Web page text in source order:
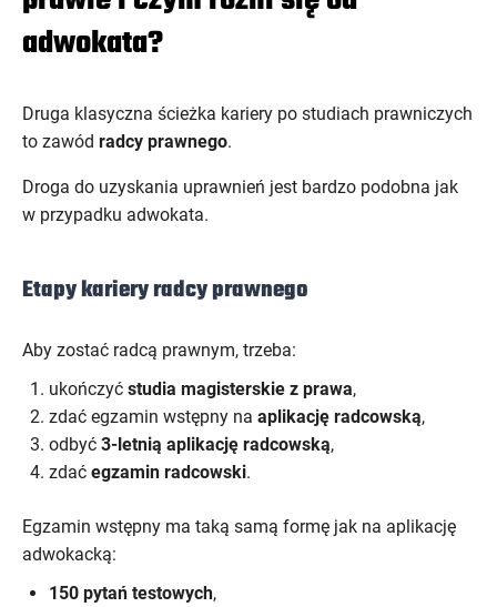
adwokata?
Druga klasyczna ścieżka kariery po studiach prawniczych
to zawód radcy prawnego.
Droga do uzyskania uprawnień jest bardzo podobna jak
w przypadku adwokata.
Etapy kariery radcy prawnego
Aby zostać radcą prawnym, trzeba:
ukończyć studia magisterskie z prawa,
zdać egzamin wstępny na aplikację radcowską,
odbyć 3-letnią aplikację radcowską,
zdać egzamin radcowski.
Egzamin wstępny ma taką samą formę jak na aplikację
adwokacką:
150 pytań testowych,